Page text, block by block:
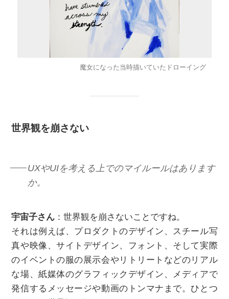
魔女になった当時描いていたドローイング
世界観を崩さない
UXやUIを考える上でのマイルールはあります
か。
宇宙子さん ：世界観を崩さないことですね。
それは例えば、プロダクトのデザイン、スチール写
真や映像、サイトデザイン、フォント、そして実際
のイベントの服の展示会やリトリートなどのリアル
な場、紙媒体のグラフィックデザイン、メディアで
発信するメッセージや動画のトンマナまで。ひとつ